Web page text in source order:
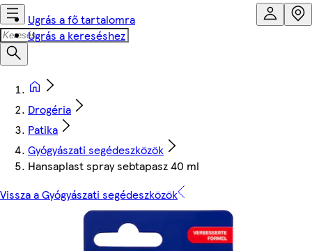
Ugrás a fő tartalomra
Ugrás a kereséshez
Drogéria
Patika
Gyógyászati segédeszközök
Hansaplast spray sebtapasz 40 ml
Vissza a Gyógyászati segédeszközök